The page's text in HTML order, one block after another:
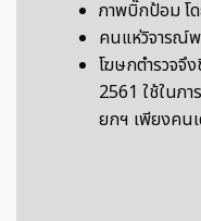
ภาพบิ๊กป้อม โ
คนแห่วิจารณ์
โฆษกตำรวจจึ
2561 ใช้ในภา
ยกฯ เพียงคน